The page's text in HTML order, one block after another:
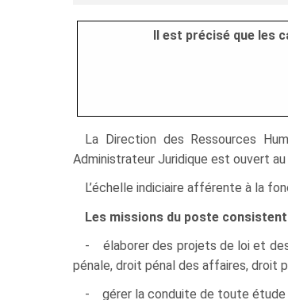
Il est précisé que les
La Direction des Ressources
Administrateur Juridique est ouvert
L’échelle indiciaire afférente à la
Les missions du poste
- élaborer des projets de loi et des
pénale, droit pénal des affaires, droit
- gérer la conduite de toute étude